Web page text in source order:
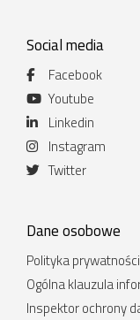
Social media
Facebook
Youtube
Linkedin
Instagram
Twitter
Dane osobowe
Polityka prywatności
Ogólna klauzula
Inspektor ochrony